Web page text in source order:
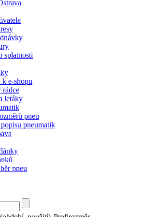
splatnosti
k e-shopu
rádce
letáky
pneu
pneumatik
pneu